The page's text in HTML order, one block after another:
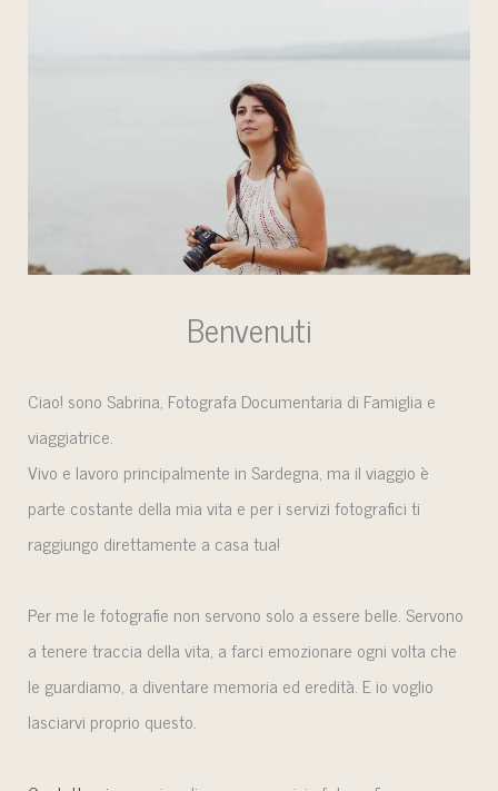
Benvenuti
Ciao! sono Sabrina, Fotografa Documentaria di Famiglia e
viaggiatrice.
Vivo e lavoro principalmente in Sardegna, ma il viaggio è
parte costante della mia vita e per i servizi fotografici ti
raggiungo direttamente a casa tua!
Per me le fotografie non servono solo a essere belle. Servono
a tenere traccia della vita, a farci emozionare ogni volta che
le guardiamo, a diventare memoria ed eredità. E io voglio
lasciarvi proprio questo.